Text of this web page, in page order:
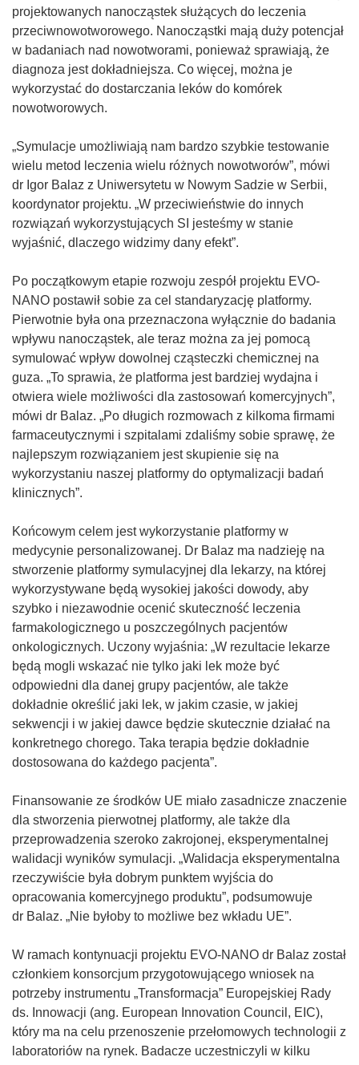
projektowanych nanocząstek służących do leczenia
przeciwnowotworowego. Nanocząstki mają duży potencjał
w badaniach nad nowotworami, ponieważ sprawiają, że
diagnoza jest dokładniejsza. Co więcej, można je
wykorzystać do dostarczania leków do komórek
nowotworowych.
„Symulacje umożliwiają nam bardzo szybkie testowanie
wielu metod leczenia wielu różnych nowotworów”, mówi
dr Igor Balaz z Uniwersytetu w Nowym Sadzie w Serbii,
koordynator projektu. „W przeciwieństwie do innych
rozwiązań wykorzystujących SI jesteśmy w stanie
wyjaśnić, dlaczego widzimy dany efekt”.
Po początkowym etapie rozwoju zespół projektu EVO-
NANO postawił sobie za cel standaryzację platformy.
Pierwotnie była ona przeznaczona wyłącznie do badania
wpływu nanocząstek, ale teraz można za jej pomocą
symulować wpływ dowolnej cząsteczki chemicznej na
guza. „To sprawia, że platforma jest bardziej wydajna i
otwiera wiele możliwości dla zastosowań komercyjnych”,
mówi dr Balaz. „Po długich rozmowach z kilkoma firmami
farmaceutycznymi i szpitalami zdaliśmy sobie sprawę, że
najlepszym rozwiązaniem jest skupienie się na
wykorzystaniu naszej platformy do optymalizacji badań
klinicznych”.
Końcowym celem jest wykorzystanie platformy w
medycynie personalizowanej. Dr Balaz ma nadzieję na
stworzenie platformy symulacyjnej dla lekarzy, na której
wykorzystywane będą wysokiej jakości dowody, aby
szybko i niezawodnie ocenić skuteczność leczenia
farmakologicznego u poszczególnych pacjentów
onkologicznych. Uczony wyjaśnia: „W rezultacie lekarze
będą mogli wskazać nie tylko jaki lek może być
odpowiedni dla danej grupy pacjentów, ale także
dokładnie określić jaki lek, w jakim czasie, w jakiej
sekwencji i w jakiej dawce będzie skutecznie działać na
konkretnego chorego. Taka terapia będzie dokładnie
dostosowana do każdego pacjenta”.
Finansowanie ze środków UE miało zasadnicze znaczenie
dla stworzenia pierwotnej platformy, ale także dla
przeprowadzenia szeroko zakrojonej, eksperymentalnej
walidacji wyników symulacji. „Walidacja eksperymentalna
rzeczywiście była dobrym punktem wyjścia do
opracowania komercyjnego produktu”, podsumowuje
dr Balaz. „Nie byłoby to możliwe bez wkładu UE”.
W ramach kontynuacji projektu EVO-NANO dr Balaz został
członkiem konsorcjum przygotowującego wniosek na
potrzeby instrumentu „Transformacja” Europejskiej Rady
ds. Innowacji (ang. European Innovation Council, EIC),
który ma na celu przenoszenie przełomowych technologii z
laboratoriów na rynek. Badacze uczestniczyli w kilku